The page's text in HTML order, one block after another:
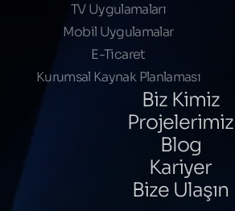
TV Uygulamaları
Mobil Uygulamalar
E-Ticaret
Kurumsal Kaynak Planlaması
Biz Kimiz
Projelerimiz
Blog
Kariyer
Bize Ulaşın